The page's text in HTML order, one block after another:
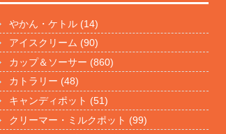
やかん・ケトル (14)
アイスクリーム (90)
カップ＆ソーサー (860)
カトラリー (48)
キャンディポット (51)
クリーマー・ミルクポット (99)